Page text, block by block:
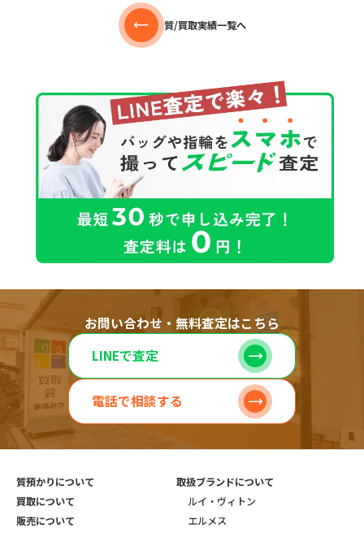
質/買取実績一覧へ
お問い合わせ・無料査定はこちら
LINEで査定
電話で相談する
質預かりについて
買取について
販売について
取扱ブランドについて
ルイ・ヴィトン
エルメス